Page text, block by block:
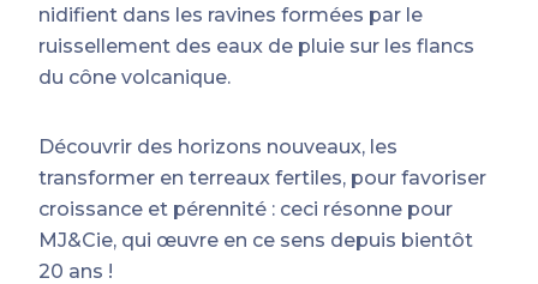
nidifient dans les ravines formées par le
ruissellement des eaux de pluie sur les flancs
du cône volcanique.
Découvrir des horizons nouveaux, les
transformer en terreaux fertiles, pour favoriser
croissance et pérennité : ceci résonne pour
MJ&Cie, qui œuvre en ce sens depuis bientôt
20 ans !